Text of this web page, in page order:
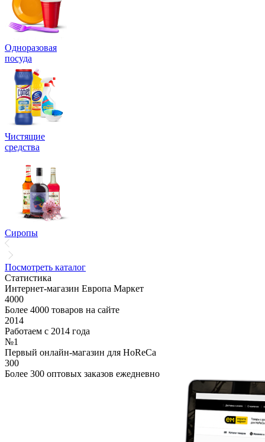
Одноразовая
посуда
Чистящие
средства
Сиропы
Посмотреть каталог
Статистика
Интернет-магазин Европа Маркет
4000
Более 4000 товаров на сайте
2014
Работаем с 2014 года
№1
Первый онлайн-магазин для HoReCa
300
Более 300 оптовых заказов ежедневно